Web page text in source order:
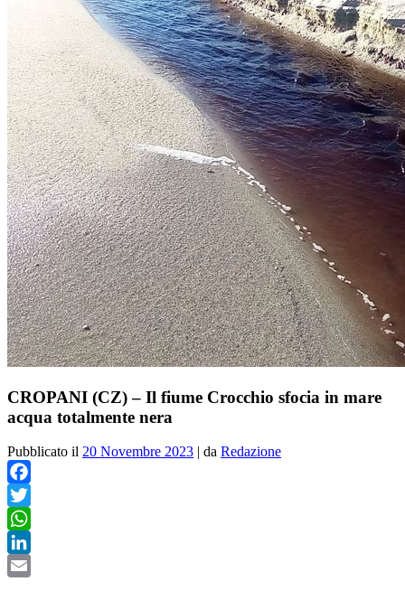
CROPANI (CZ) – Il fiume Crocchio sfocia in mare
acqua totalmente nera
Pubblicato il 20 Novembre 2023 | da Redazione
Facebook
Twitter
WhatsApp
LinkedIn